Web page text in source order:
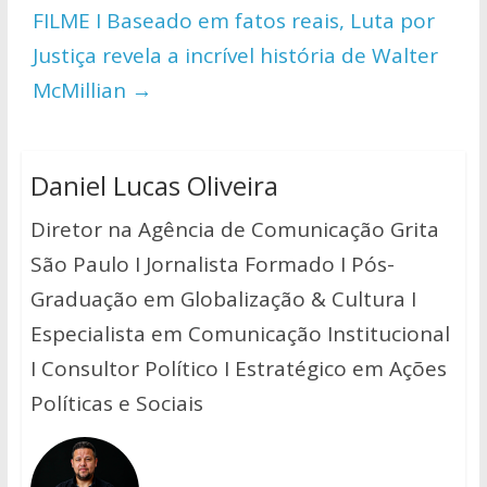
FILME I Baseado em fatos reais, Luta por
Justiça revela a incrível história de Walter
McMillian →
Daniel Lucas Oliveira
Diretor na Agência de Comunicação Grita
São Paulo I Jornalista Formado I Pós-
Graduação em Globalização & Cultura I
Especialista em Comunicação Institucional
I Consultor Político I Estratégico em Ações
Políticas e Sociais